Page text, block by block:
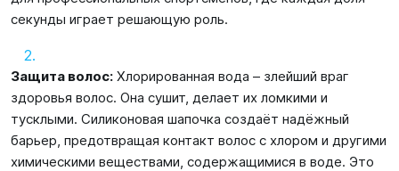
секунды играет решающую роль.
Защита волос: Хлорированная вода – злейший враг
здоровья волос. Она сушит, делает их ломкими и
тусклыми. Силиконовая шапочка создаёт надёжный
барьер, предотвращая контакт волос с хлором и другими
химическими веществами, содержащимися в воде. Это